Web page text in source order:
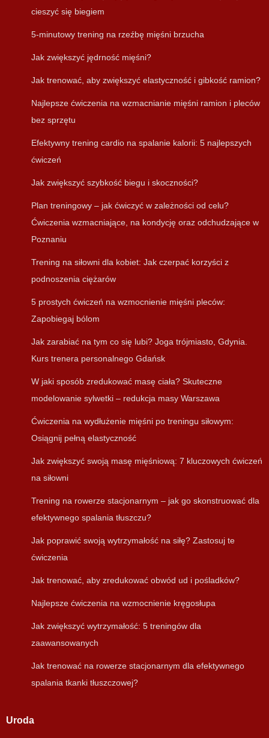
cieszyć się biegiem
5-minutowy trening na rzeźbę mięśni brzucha
Jak zwiększyć jędrność mięśni?
Jak trenować, aby zwiększyć elastyczność i gibkość ramion?
Najlepsze ćwiczenia na wzmacnianie mięśni ramion i pleców
bez sprzętu
Efektywny trening cardio na spalanie kalorii: 5 najlepszych
ćwiczeń
Jak zwiększyć szybkość biegu i skoczności?
Plan treningowy – jak ćwiczyć w zależności od celu?
Ćwiczenia wzmacniające, na kondycję oraz odchudzające w
Poznaniu
Trening na siłowni dla kobiet: Jak czerpać korzyści z
podnoszenia ciężarów
5 prostych ćwiczeń na wzmocnienie mięśni pleców:
Zapobiegaj bólom
Jak zarabiać na tym co się lubi? Joga trójmiasto, Gdynia.
Kurs trenera personalnego Gdańsk
W jaki sposób zredukować masę ciała? Skuteczne
modelowanie sylwetki – redukcja masy Warszawa
Ćwiczenia na wydłużenie mięśni po treningu siłowym:
Osiągnij pełną elastyczność
Jak zwiększyć swoją masę mięśniową: 7 kluczowych ćwiczeń
na siłowni
Trening na rowerze stacjonarnym – jak go skonstruować dla
efektywnego spalania tłuszczu?
Jak poprawić swoją wytrzymałość na siłę? Zastosuj te
ćwiczenia
Jak trenować, aby zredukować obwód ud i pośladków?
Najlepsze ćwiczenia na wzmocnienie kręgosłupa
Jak zwiększyć wytrzymałość: 5 treningów dla
zaawansowanych
Jak trenować na rowerze stacjonarnym dla efektywnego
spalania tkanki tłuszczowej?
Uroda